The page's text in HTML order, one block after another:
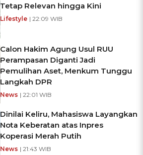
Tetap Relevan hingga Kini
Lifestyle | 22:09 WIB
Calon Hakim Agung Usul RUU
Perampasan Diganti Jadi
Pemulihan Aset, Menkum Tunggu
Langkah DPR
News | 22:01 WIB
Dinilai Keliru, Mahasiswa Layangkan
Nota Keberatan atas Inpres
Koperasi Merah Putih
News | 21:43 WIB